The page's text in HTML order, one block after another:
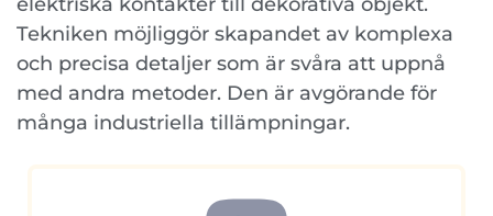
Tekniken möjliggör skapandet av komplexa
och precisa detaljer som är svåra att uppnå
med andra metoder. Den är avgörande för
många industriella tillämpningar.